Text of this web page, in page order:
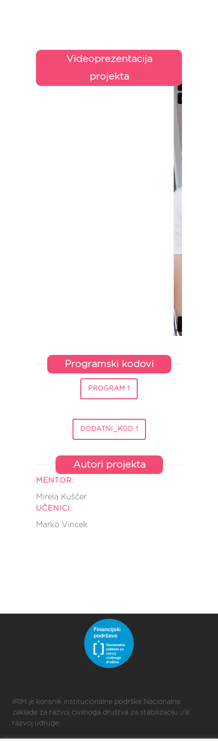
Videoprezentacija
projekta
Programski kodovi
PROGRAM 1
DODATNI_KOD 1
Autori projekta
MENTOR:
Mirela Kuščer
UČENICI:
Marko Vincek
IRIM je korisnik institucionalne podrške Nacionalne
zaklade za razvoj civilnoga društva za stabilizaciju i/ili
razvoj udruge.